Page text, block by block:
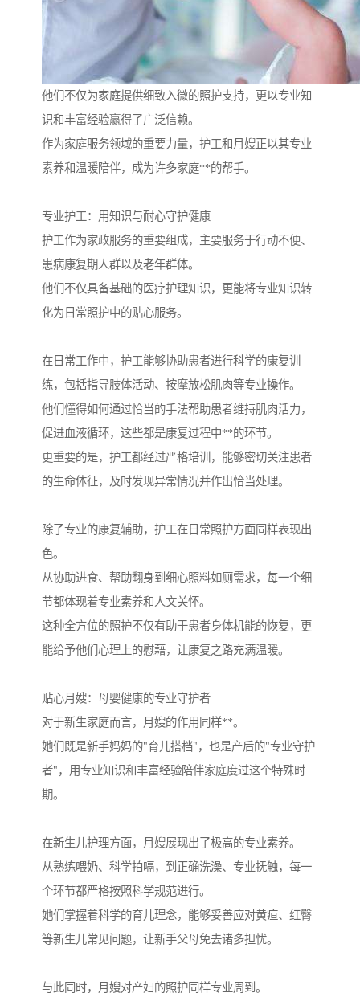
他们不仅为家庭提供细致入微的照护支持，更以专业知
识和丰富经验赢得了广泛信赖。
作为家庭服务领域的重要力量，护工和月嫂正以其专业
素养和温暖陪伴，成为许多家庭**的帮手。
专业护工：用知识与耐心守护健康
护工作为家政服务的重要组成，主要服务于行动不便、
患病康复期人群以及老年群体。
他们不仅具备基础的医疗护理知识，更能将专业知识转
化为日常照护中的贴心服务。
在日常工作中，护工能够协助患者进行科学的康复训
练，包括指导肢体活动、按摩放松肌肉等专业操作。
他们懂得如何通过恰当的手法帮助患者维持肌肉活力，
促进血液循环，这些都是康复过程中**的环节。
更重要的是，护工都经过严格培训，能够密切关注患者
的生命体征，及时发现异常情况并作出恰当处理。
除了专业的康复辅助，护工在日常照护方面同样表现出
色。
从协助进食、帮助翻身到细心照料如厕需求，每一个细
节都体现着专业素养和人文关怀。
这种全方位的照护不仅有助于患者身体机能的恢复，更
能给予他们心理上的慰藉，让康复之路充满温暖。
贴心月嫂：母婴健康的专业守护者
对于新生家庭而言，月嫂的作用同样**。
她们既是新手妈妈的"育儿搭档"，也是产后的"专业守护
者"，用专业知识和丰富经验陪伴家庭度过这个特殊时
期。
在新生儿护理方面，月嫂展现出了极高的专业素养。
从熟练喂奶、科学拍嗝，到正确洗澡、专业抚触，每一
个环节都严格按照科学规范进行。
她们掌握着科学的育儿理念，能够妥善应对黄疸、红臀
等新生儿常见问题，让新手父母免去诸多担忧。
与此同时，月嫂对产妇的照护同样专业周到。